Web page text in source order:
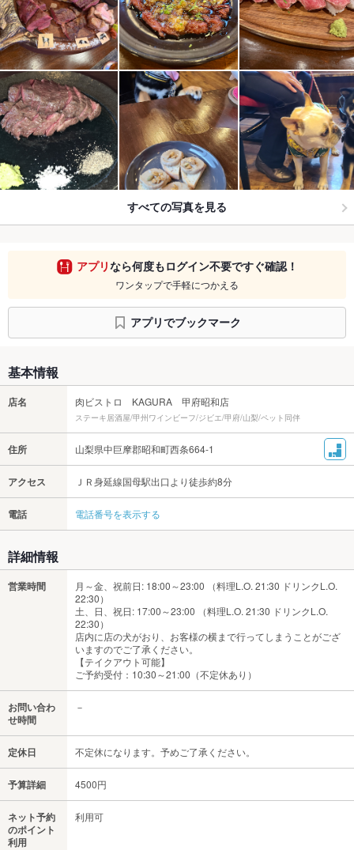
すべての写真を見る
アプリなら何度もログイン不要ですぐ確認！
ワンタップで手軽につかえる
アプリでブックマーク
基本情報
店名 肉ビストロ KAGURA 甲府昭和店
ステーキ居酒屋/甲州ワインビーフ/ジビエ/甲府/山梨/ペット同伴
住所 山梨県中巨摩郡昭和町西条664-1
アクセス ＪＲ身延線国母駅出口より徒歩約8分
電話 電話番号を表示する
詳細情報
営業時間
月～金、祝前日: 18:00～23:00 （料理L.O. 21:30 ドリンクL.O.
22:30）
土、日、祝日: 17:00～23:00 （料理L.O. 21:30 ドリンクL.O.
22:30）
店内に店の犬がおり、お客様の横まで行ってしまうことがござ
いますのでご了承ください。
【テイクアウト可能】
ご予約受付：10:30～21:00（不定休あり）
お問い合わ
せ時間
－
定休日 不定休になります。予めご了承ください。
予算詳細 4500円
ネット予約
のポイント
利用
利用可